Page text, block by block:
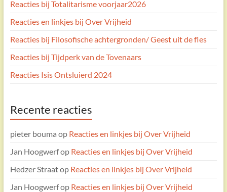
Reacties bij Totalitarisme voorjaar2026
Reacties en linkjes bij Over Vrijheid
Reacties bij Filosofische achtergronden/ Geest uit de fles
Reacties bij Tijdperk van de Tovenaars
Reacties Isis Ontsluierd 2024
Recente reacties
pieter bouma op Reacties en linkjes bij Over Vrijheid
Jan Hoogwerfop Reacties en linkjes bij Over Vrijheid
Hedzer Straatop Reacties en linkjes bij Over Vrijheid
Jan Hoogwerfop Reacties en linkjes bij Over Vrijheid